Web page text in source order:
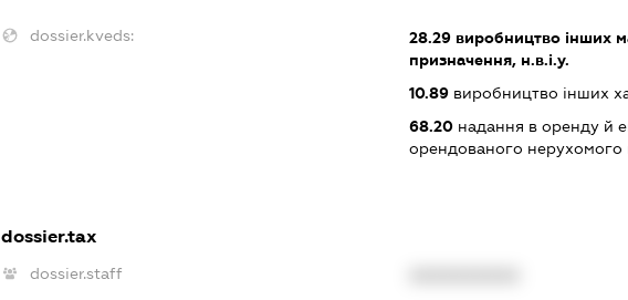
dossier.kveds: 28.29 виробництво інших
призначення, н.в.і.у.
10.89 виробництво інших
68.20 надання в оренду й
орендованого нерухомого
dossier.tax
dossier.staff